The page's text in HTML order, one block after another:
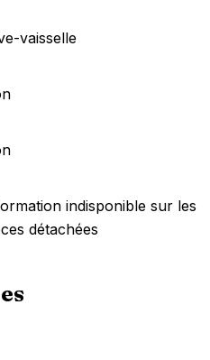
vaisselle
indisponible sur les
détachées